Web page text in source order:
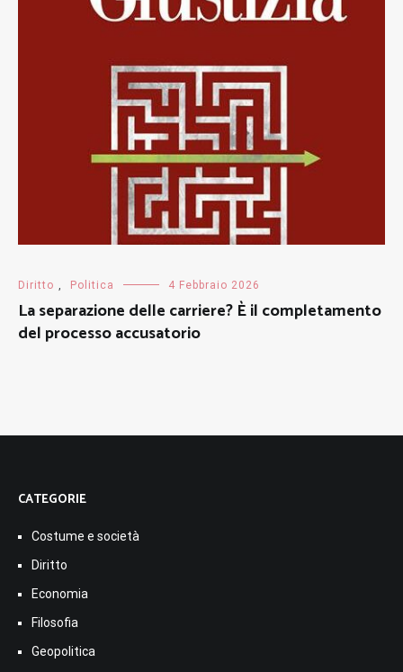
Diritto , Politica 4 Febbraio 2026
La separazione delle carriere? È il completamento
del processo accusatorio
CATEGORIE
Costume e società
Diritto
Economia
Filosofia
Geopolitica